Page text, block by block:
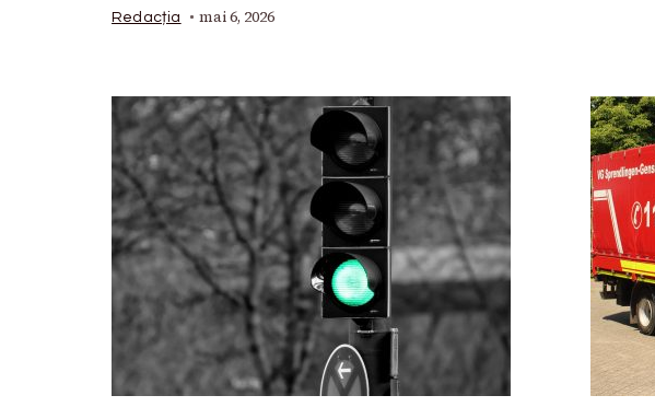
Redacția mai 6, 2026